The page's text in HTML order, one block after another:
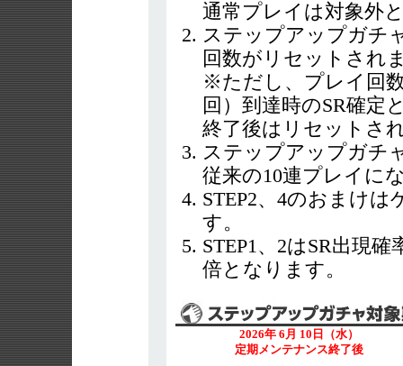
通常プレイは対象外
ステップアップガチ
回数がリセットされ
※ただし、プレイ回
回）到達時のSR確定
終了後はリセットさ
ステップアップガチ
従来の10連プレイに
STEP2、4のおまけ
す。
STEP1、2はSR出現
倍となります。
2026年 6月 10日（水）
定期メンテナンス終了後